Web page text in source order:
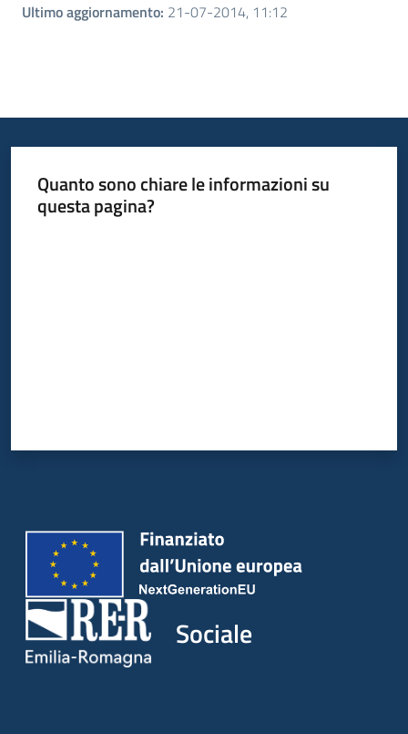
Ultimo aggiornamento: 21-07-2014, 11:12
Quanto sono chiare le informazioni su
questa pagina?
Sociale